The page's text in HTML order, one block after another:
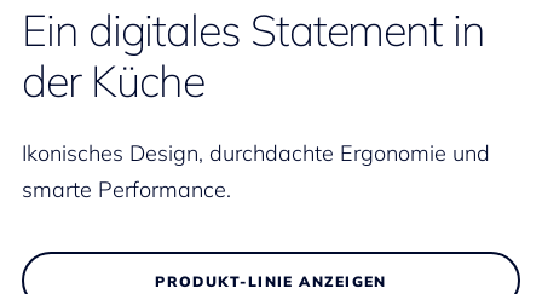
Ein digitales Statement in
der Küche
Ikonisches Design, durchdachte Ergonomie und
smarte Performance.
PRODUKT-LINIE ANZEIGEN